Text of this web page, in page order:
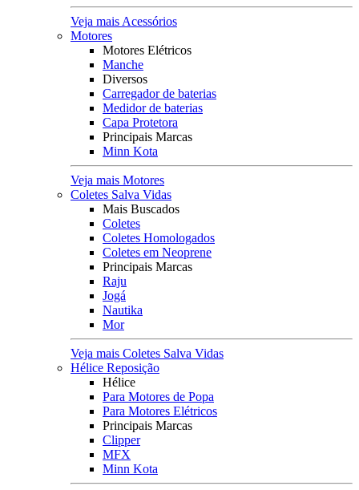
Veja mais Acessórios
Motores
Motores Elétricos
Manche
Diversos
Carregador de baterias
Medidor de baterias
Capa Protetora
Principais Marcas
Minn Kota
Veja mais Motores
Coletes Salva Vidas
Mais Buscados
Coletes
Coletes Homologados
Coletes em Neoprene
Principais Marcas
Raju
Jogá
Nautika
Mor
Veja mais Coletes Salva Vidas
Hélice Reposição
Hélice
Para Motores de Popa
Para Motores Elétricos
Principais Marcas
Clipper
MFX
Minn Kota